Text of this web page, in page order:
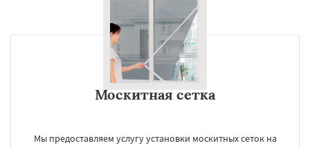
Москитная сетка
Мы предоставляем услугу установки москитных сеток на